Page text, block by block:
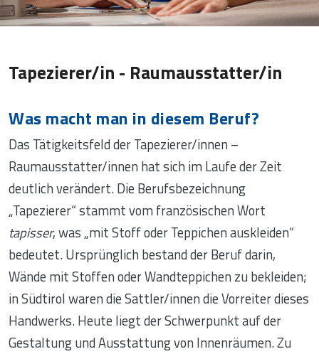
Tapezierer/in - Raumausstatter/in
Was macht man in diesem Beruf?
Das Tätigkeitsfeld der Tapezierer/innen –
Raumausstatter/innen hat sich im Laufe der Zeit
deutlich verändert. Die Berufsbezeichnung
„Tapezierer“ stammt vom französischen Wort
tapisser, was „mit Stoff oder Teppichen auskleiden“
bedeutet. Ursprünglich bestand der Beruf darin,
Wände mit Stoffen oder Wandteppichen zu bekleiden;
in Südtirol waren die Sattler/innen die Vorreiter dieses
Handwerks. Heute liegt der Schwerpunkt auf der
Gestaltung und Ausstattung von Innenräumen. Zu